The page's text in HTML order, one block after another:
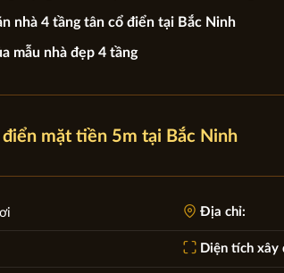
nhà 4 tầng tân cổ điển tại Bắc Ninh
mẫu nhà đẹp 4 tầng
mặt tiền 5m tại Bắc Ninh
Địa chỉ:
Diện tích xây